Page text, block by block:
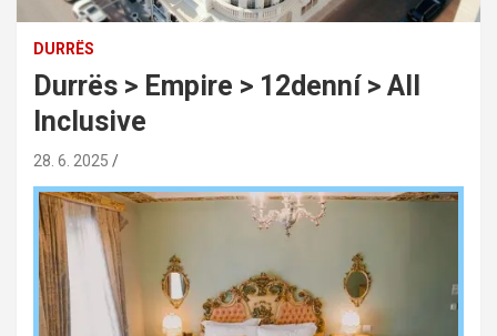
DURRËS
Durrës > Empire > 12denní > All
Inclusive
28. 6. 2025